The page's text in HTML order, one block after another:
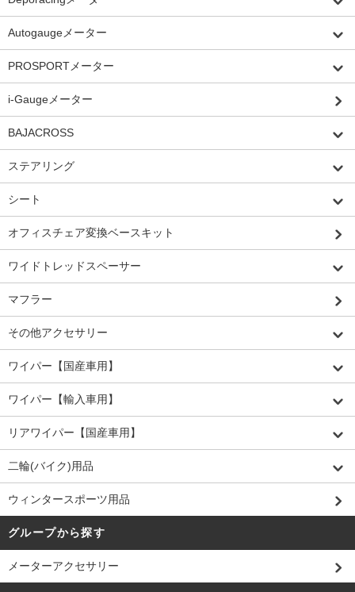
Autogaugeメーター
PROSPORTメーター
i-Gaugeメーター
BAJACROSS
ステアリング
シート
オフィスチェア変換ベースキット
ワイドトレッドスペーサー
マフラー
その他アクセサリー
ワイパー【国産車用】
ワイパー【輸入車用】
リアワイパー【国産車用】
二輪(バイク)用品
ウィンタースポーツ用品
グループから探す
メーターアクセサリー